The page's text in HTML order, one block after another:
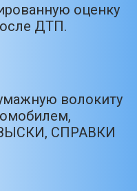
оценку
ДТП.
волокиту
СПРАВКИ